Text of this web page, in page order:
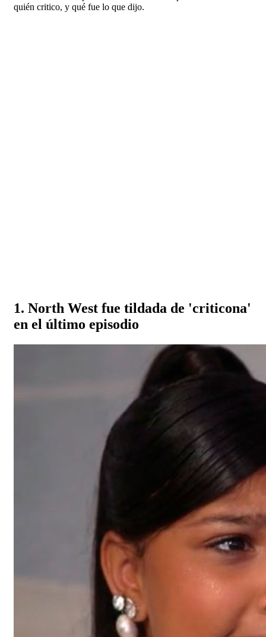
quién critico, y qué fue lo que dijo.
1. North West fue tildada de 'criticona'
en el último episodio